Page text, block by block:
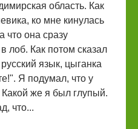
область. Как
ко мне кинулась
что она сразу
лоб. Как потом сказал
язык, цыганка
Я подумал, что у
же я был глупый.
что...